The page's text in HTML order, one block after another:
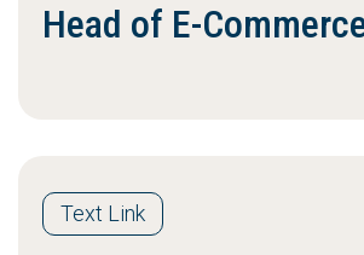
Head of E-
Text Link